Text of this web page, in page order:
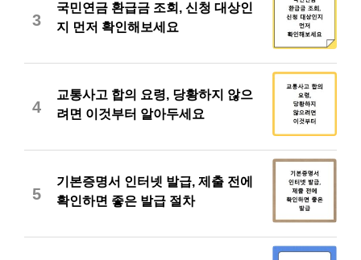
3
국민연금 환급금 조회, 신청 대상인
지 먼저 확인해보세요
4
교통사고 합의 요령, 당황하지 않으
려면 이것부터 알아두세요
5
기본증명서 인터넷 발급, 제출 전에
확인하면 좋은 발급 절차